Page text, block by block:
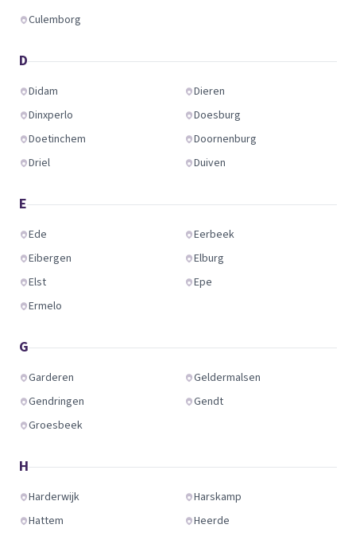
Culemborg
D
Didam
Dieren
Dinxperlo
Doesburg
Doetinchem
Doornenburg
Driel
Duiven
E
Ede
Eerbeek
Eibergen
Elburg
Elst
Epe
Ermelo
G
Garderen
Geldermalsen
Gendringen
Gendt
Groesbeek
H
Harderwijk
Harskamp
Hattem
Heerde